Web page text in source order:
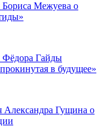
Бориса Межуева о
Фёдора Гайды
в будущее»
Александра Гущина о